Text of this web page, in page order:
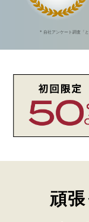
* 自社アンケート調査「
頑